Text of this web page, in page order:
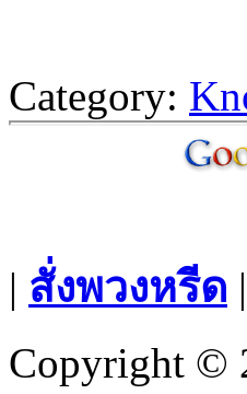
Category:
| สั่งพวงหรีด |
Copyright ©